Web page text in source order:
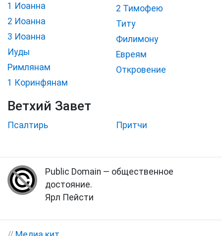
1 Иоанна
2 Иоанна
3 Иоанна
Иуды
Римлянам
1 Коринфянам
2 Тимофею
Титу
Филимону
Евреям
Откровение
Ветхий Завет
Псалтирь Притчи
Public Domain — общественное
достояние.
Ярл Пейсти